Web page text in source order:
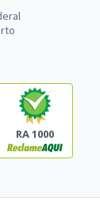
RA 1000